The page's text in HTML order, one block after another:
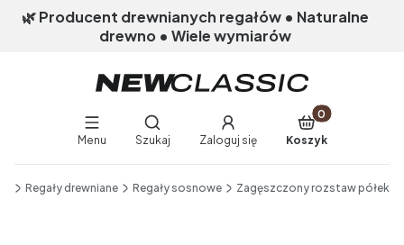
🌿 Producent drewnianych regałów • Naturalne
drewno • Wiele wymiarów
Menu
Otwórz wyszukiwarkę
Szukaj Zaloguj się
Produkty w
Koszyk
Regały drewniane Regały sosnowe Zagęszczony rozstaw półek